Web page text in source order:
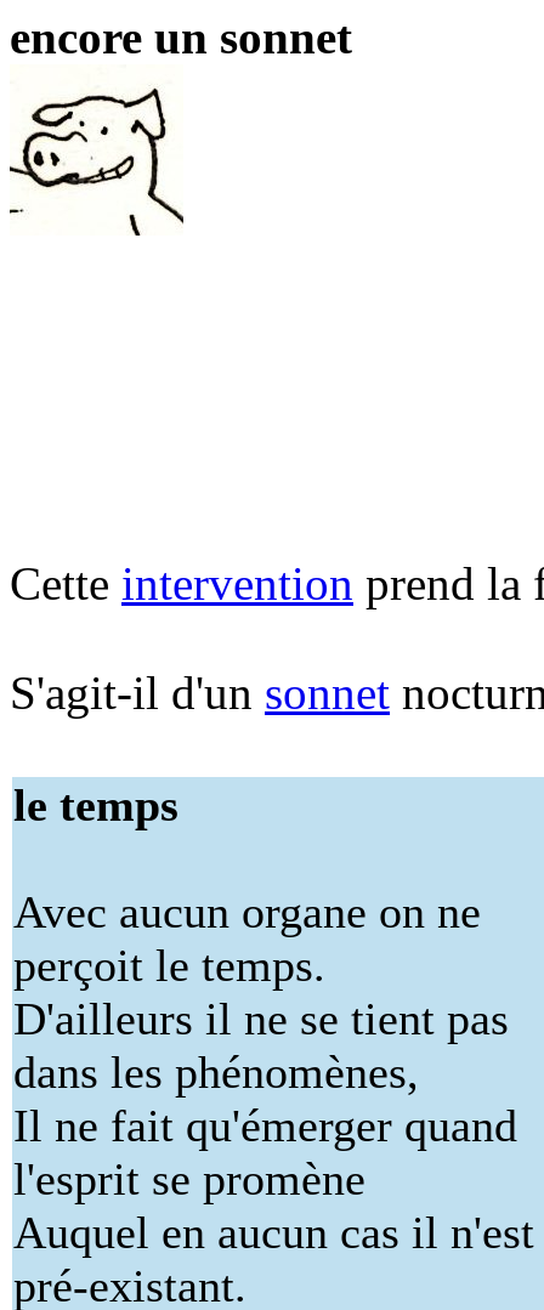
encore un sonnet
Cette intervention prend la
S'agit-il d'un sonnet
le temps
Avec aucun organe on ne
perçoit le temps.
D'ailleurs il ne se tient pas
dans les phénomènes,
Il ne fait qu'émerger quand
l'esprit se promène
Auquel en aucun cas il n'est
pré-existant.